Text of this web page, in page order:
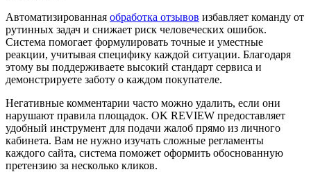
Автоматизированная обработка отзывов избавляет команду от
рутинных задач и снижает риск человеческих ошибок.
Система помогает формулировать точные и уместные
реакции, учитывая специфику каждой ситуации. Благодаря
этому вы поддерживаете высокий стандарт сервиса и
демонстрируете заботу о каждом покупателе.
Негативные комментарии часто можно удалить, если они
нарушают правила площадок. OK REVIEW предоставляет
удобный инструмент для подачи жалоб прямо из личного
кабинета. Вам не нужно изучать сложные регламенты
каждого сайта, система поможет оформить обоснованную
претензию за несколько кликов.